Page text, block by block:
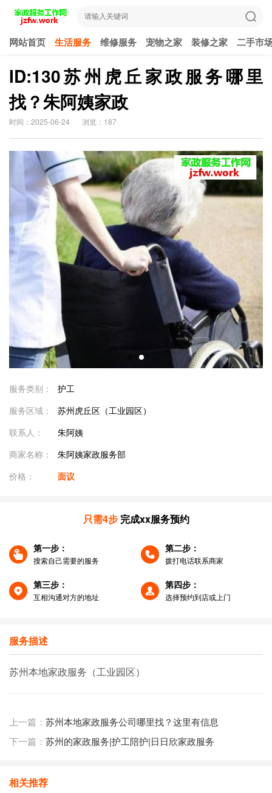
网站首页 生活服务 维修服务 宠物之家 装修之家 二手市
ID:130苏州虎丘家政服务哪里
找？朱阿姨家政
时间：2025-06-24 浏览：187
服务类别：
护工
服务区域：
苏州虎丘区（工业园区）
联系人：
朱阿姨
商家名称：
朱阿姨家政服务部
价格：
面议
只需4步 完成xx服务预约
第一步：
搜索自己需要的服务
第二步：
拨打电话联系商家
第三步：
互相沟通对方的地址
第四步：
选择预约到店或上门
服务描述
苏州本地家政服务（工业园区）
上一篇： 苏州本地家政服务公司哪里找？这里有信息
下一篇： 苏州的​家政服务|护工陪护|日日欣家政服务
相关推荐